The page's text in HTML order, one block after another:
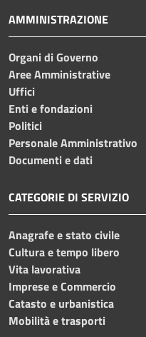
AMMINISTRAZIONE
Organi di Governo
Aree Amministrative
Uffici
Enti e fondazioni
Politici
Personale Amministrativo
Documenti e dati
CATEGORIE DI SERVIZIO
Anagrafe e stato civile
Cultura e tempo libero
Vita lavorativa
Imprese e Commercio
Catasto e urbanistica
Mobilità e trasporti